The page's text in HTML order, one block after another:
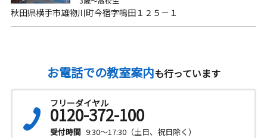
秋田県横手市雄物川町今宿字鳴田１２５－１
お電話での教室案内も行っています
フリーダイヤル
0120-372-100
受付時間 9:30～17:30（土日、祝日除く）